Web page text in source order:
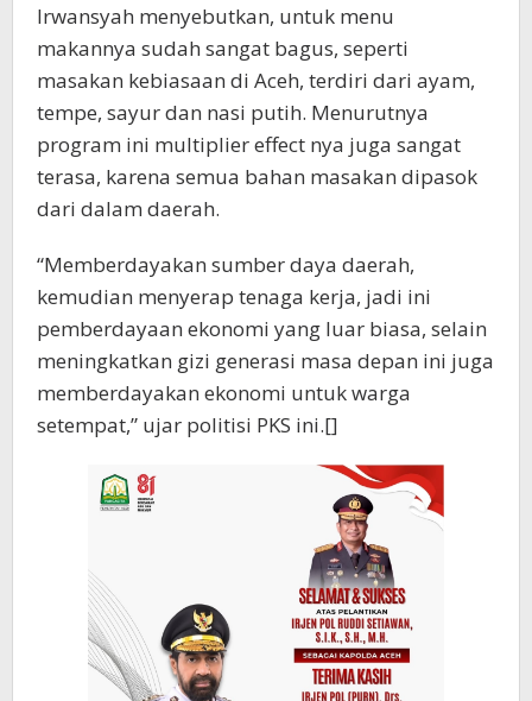
Irwansyah menyebutkan, untuk menu
makannya sudah sangat bagus, seperti
masakan kebiasaan di Aceh, terdiri dari ayam,
tempe, sayur dan nasi putih. Menurutnya
program ini multiplier effect nya juga sangat
terasa, karena semua bahan masakan dipasok
dari dalam daerah.
“Memberdayakan sumber daya daerah,
kemudian menyerap tenaga kerja, jadi ini
pemberdayaan ekonomi yang luar biasa, selain
meningkatkan gizi generasi masa depan ini juga
memberdayakan ekonomi untuk warga
setempat,” ujar politisi PKS ini.[]